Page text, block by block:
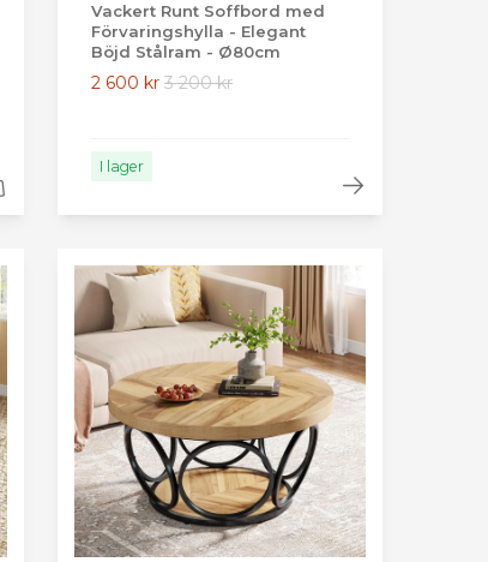
Vackert Runt Soffbord med
Förvaringshylla - Elegant
Böjd Stålram - Ø80cm
2 600 kr 3 200 kr
I lager